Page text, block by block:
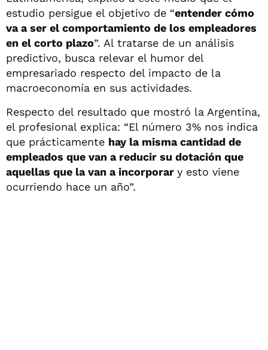
estudio persigue el objetivo de “entender cómo
va a ser el comportamiento de los empleadores
en el corto plazo”. Al tratarse de un análisis
predictivo, busca relevar el humor del
empresariado respecto del impacto de la
macroeconomía en sus actividades.
Respecto del resultado que mostró la Argentina,
el profesional explica: “El número 3% nos indica
que prácticamente hay la misma cantidad de
empleados que van a reducir su dotación que
aquellas que la van a incorporar y esto viene
ocurriendo hace un año”.